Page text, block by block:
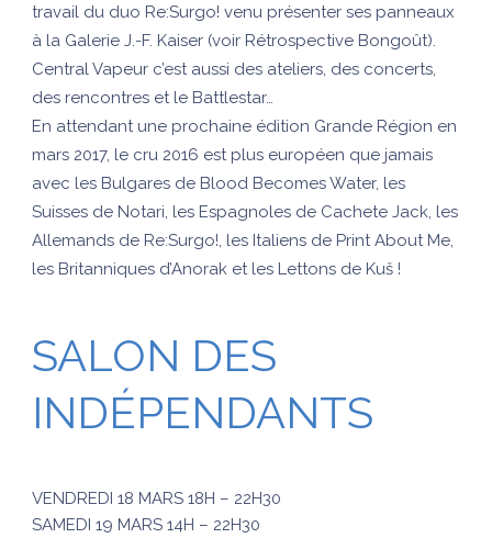
travail du duo Re:Surgo! venu présenter ses panneaux
à la Galerie J.-F. Kaiser (voir Rétrospective Bongoût).
Central Vapeur c’est aussi des ateliers, des concerts,
des rencontres et le Battlestar…
En attendant une prochaine édition Grande Région en
mars 2017, le cru 2016 est plus européen que jamais
avec les Bulgares de Blood Becomes Water, les
Suisses de Notari, les Espagnoles de Cachete Jack, les
Allemands de Re:Surgo!, les Italiens de Print About Me,
les Britanniques d’Anorak et les Lettons de Kuš !
SALON DES
INDÉPENDANTS
VENDREDI 18 MARS 18H – 22H30
SAMEDI 19 MARS 14H – 22H30